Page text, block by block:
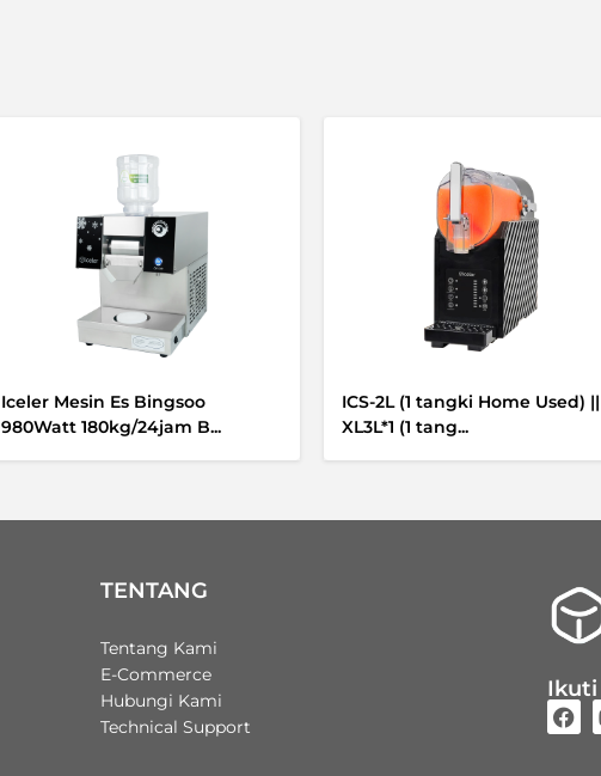
Iceler Mesin Es Bingsoo
980Watt 180kg/24jam B...
ICS-2L (1 tangki Home Used) ||
XL3L*1 (1 tang...
TENTANG
Tentang Kami
E-Commerce
Hubungi Kami
Technical Support
Ikuti